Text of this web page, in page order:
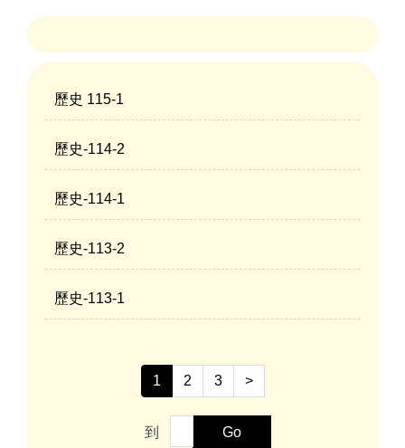
歷史 115-1
歷史-114-2
歷史-114-1
歷史-113-2
歷史-113-1
1 2 3 >
到 Go